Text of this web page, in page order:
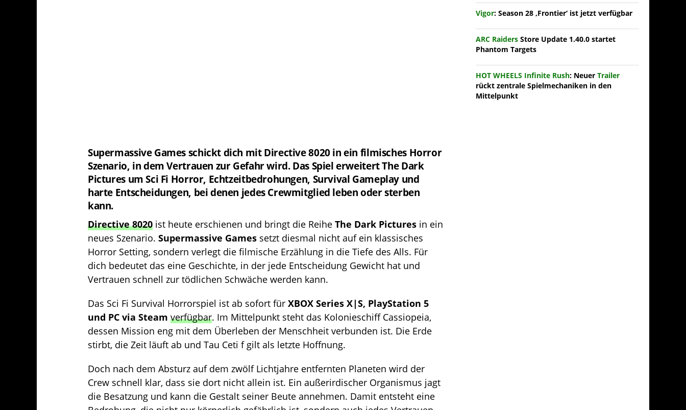
Supermassive Games schickt dich mit Directive 8020 in ein filmisches Horror
Szenario, in dem Vertrauen zur Gefahr wird. Das Spiel erweitert The Dark
Pictures um Sci Fi Horror, Echtzeitbedrohungen, Survival Gameplay und
harte Entscheidungen, bei denen jedes Crewmitglied leben oder sterben
kann.
Directive 8020 ist heute erschienen und bringt die Reihe The Dark Pictures in ein
neues Szenario. Supermassive Games setzt diesmal nicht auf ein klassisches
Horror Setting, sondern verlegt die filmische Erzählung in die Tiefe des Alls. Für
dich bedeutet das eine Geschichte, in der jede Entscheidung Gewicht hat und
Vertrauen schnell zur tödlichen Schwäche werden kann.
Das Sci Fi Survival Horrorspiel ist ab sofort für XBOX Series X|S, PlayStation 5
und PC via Steam verfügbar. Im Mittelpunkt steht das Kolonieschiff Cassiopeia,
dessen Mission eng mit dem Überleben der Menschheit verbunden ist. Die Erde
stirbt, die Zeit läuft ab und Tau Ceti f gilt als letzte Hoffnung.
Doch nach dem Absturz auf dem zwölf Lichtjahre entfernten Planeten wird der
Crew schnell klar, dass sie dort nicht allein ist. Ein außerirdischer Organismus jagt
die Besatzung und kann die Gestalt seiner Beute annehmen. Damit entsteht eine
Vigor: Season 28 ‚Frontier‘ ist jetzt verfügbar
ARC Raiders Store Update 1.40.0 startet
Phantom Targets
HOT WHEELS Infinite Rush: Neuer Trailer
rückt zentrale Spielmechaniken in den
Mittelpunkt